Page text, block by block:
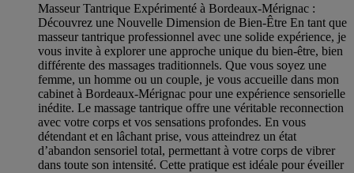
Masseur Tantrique Expérimenté à Bordeaux-Mérignac :
Découvrez une Nouvelle Dimension de Bien-Être En tant que
masseur tantrique professionnel avec une solide expérience, je
vous invite à explorer une approche unique du bien-être, bien
différente des massages traditionnels. Que vous soyez une
femme, un homme ou un couple, je vous accueille dans mon
cabinet à Bordeaux-Mérignac pour une expérience sensorielle
inédite. Le massage tantrique offre une véritable reconnection
avec votre corps et vos sensations profondes. En vous
détendant et en lâchant prise, vous atteindrez un état
d’abandon sensoriel total, permettant à votre corps de vibrer
dans toute son intensité. Cette pratique est idéale pour éveiller